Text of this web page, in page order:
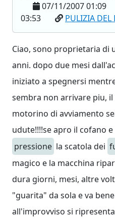
07/11/2007 01:09
03:53
PULIZIA DEL
Ciao, sono proprietaria di
anni. dopo due mesi
iniziato a spegnersi
sembra non arrivare piu,
motorino di avviamento
udute!!!!se apro il cofano
pressione la scatola dei
magico e la macchina
dura giorni, mesi, altre
"guarita" da sola e va
all'improvviso si